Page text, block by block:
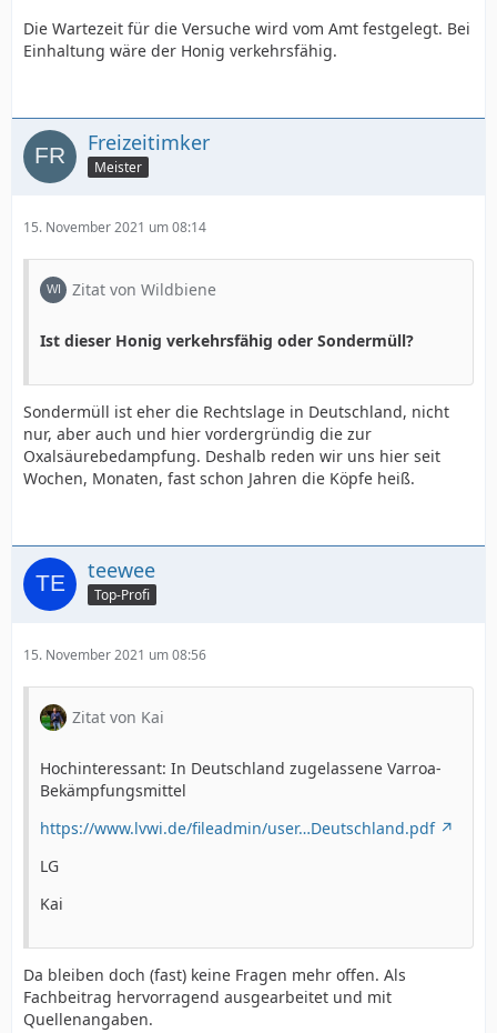
Die Wartezeit für die Versuche wird vom Amt festgelegt. Bei
Einhaltung wäre der Honig verkehrsfähig.
Freizeitimker
Meister
15. November 2021 um 08:14
Zitat von Wildbiene
Ist dieser Honig verkehrsfähig oder Sondermüll?
Sondermüll ist eher die Rechtslage in Deutschland, nicht
nur, aber auch und hier vordergründig die zur
Oxalsäurebedampfung. Deshalb reden wir uns hier seit
Wochen, Monaten, fast schon Jahren die Köpfe heiß.
teewee
Top-Profi
15. November 2021 um 08:56
Zitat von Kai
Hochinteressant: In Deutschland zugelassene Varroa-
Bekämpfungsmittel
https://www.lvwi.de/fileadmin/user…Deutschland.pdf
LG
Kai
Da bleiben doch (fast) keine Fragen mehr offen. Als
Fachbeitrag hervorragend ausgearbeitet und mit
Quellenangaben.